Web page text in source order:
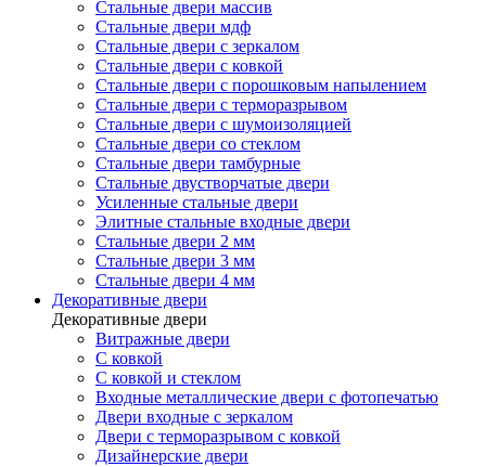
Стальные двери массив
Стальные двери мдф
Стальные двери с зеркалом
Стальные двери с ковкой
Стальные двери с порошковым напылением
Стальные двери с терморазрывом
Стальные двери с шумоизоляцией
Стальные двери со стеклом
Стальные двери тамбурные
Стальные двустворчатые двери
Усиленные стальные двери
Элитные стальные входные двери
Стальные двери 2 мм
Стальные двери 3 мм
Стальные двери 4 мм
Декоративные двери
Декоративные двери
Витражные двери
С ковкой
С ковкой и стеклом
Входные металлические двери с фотопечатью
Двери входные с зеркалом
Двери с терморазрывом с ковкой
Дизайнерские двери